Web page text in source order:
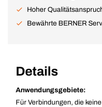
Hoher
Bewährte BERNER
Details
Anwendungsgebiete:
Für Verbindungen, die